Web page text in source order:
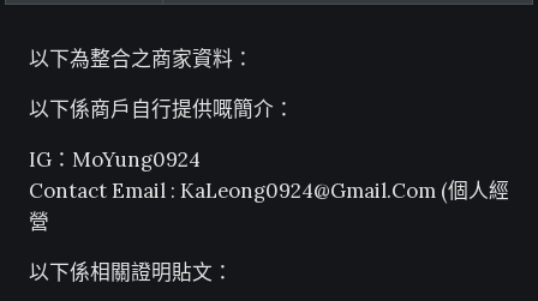
以下為整合之商家資料：
以下係商戶自行提供嘅簡介：
IG：MoYung0924
Contact Email : KaLeong0924@Gmail.Com(個人經
營
以下係相關證明貼文：